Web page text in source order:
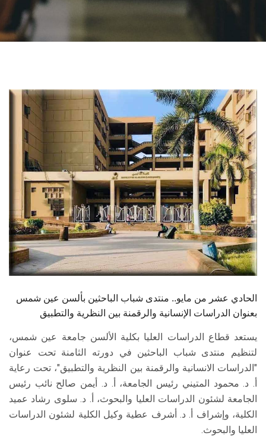
الإعلام
الطلاب
هيئة التدريس
الدراسات العليا
الخريجين
الموظفون
الزائـرون
الحادي عشر من مايو.. منتدى شباب الباحثين بألسن عين شمس
بعنوان الدراسات الإنسانية والرقمنة بين النظرية والتطبيق
يستعد قطاع الدراسات العليا بكلية الألسن جامعة عين شمس،
لتنظيم منتدى شباب الباحثين في دورته الثامنة تحت عنوان
"الدراسات الانسانية والرقمنة بين النظرية والتطبيق"، تحت رعاية
أ. د. محمود المتيني رئيس الجامعة، أ. د. أيمن صالح نائب رئيس
الجامعة لشئون الدراسات العليا والبحوث، أ. د. سلوى رشاد عميد
الكلية، وإشراف أ. د. أشرف عطية وكيل الكلية لشئون الدراسات
العليا والبحوث.